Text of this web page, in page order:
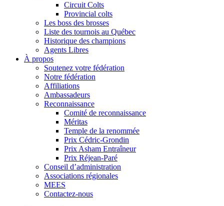
Circuit Colts
Provincial colts
Les boss des brosses
Liste des tournois au Québec
Historique des champions
Agents Libres
À propos
Soutenez votre fédération
Notre fédération
Affiliations
Ambassadeurs
Reconnaissance
Comité de reconnaissance
Méritas
Temple de la renommée
Prix Cédric-Grondin
Prix Asham Entraîneur
Prix Réjean-Paré
Conseil d’administration
Associations régionales
MEES
Contactez-nous